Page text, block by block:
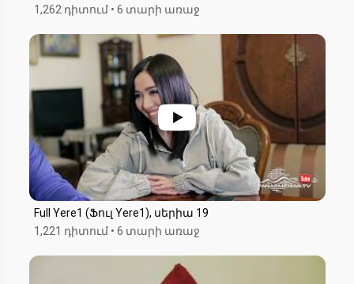
1,262 դիտում• 6 տարի առաջ
Full Yere1 (Ֆուլ Yere1), սերիա 19
1,221 դիտում• 6 տարի առաջ